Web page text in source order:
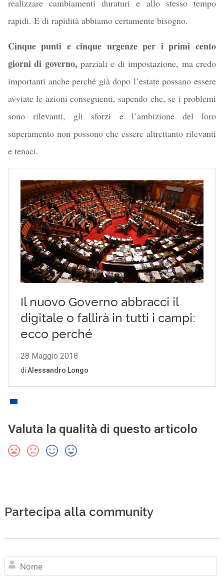
realizzare cambiamenti duraturi e allo stesso tempo
rapidi. E di rapidità abbiamo certamente bisogno.
Cinque punti e cinque urgenze per i primi cento
giorni di governo, parziali e di impostazione, ma credo
importanti anche perché già dopo l’estate possano essere
avviate le azioni conseguenti, sapendo che, se i problemi
sono rilevanti, gli sforzi e l’ambizione del loro
superamento non possono che essere altrettanto rilevanti
e tenaci.
Valuta la qualità di questo articolo
Partecipa alla community